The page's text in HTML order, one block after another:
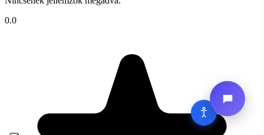
0.0